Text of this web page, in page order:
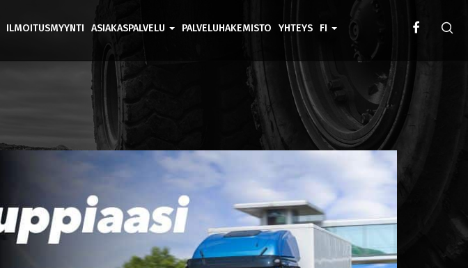
ILMOITUSMYYNTI ASIAKASPALVELU PALVELUHAKEMISTO YHTEYS FI